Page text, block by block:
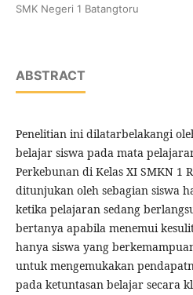
SMK Negeri 1 Batangtoru
ABSTRACT
Penelitian ini dilatarbelakangi
belajar siswa pada mata
Perkebunan di Kelas XI SMKN 1
ditunjukan oleh sebagian siswa
ketika pelajaran sedang
bertanya apabila menemui
hanya siswa yang
untuk mengemukakan
pada ketuntasan belajar secara